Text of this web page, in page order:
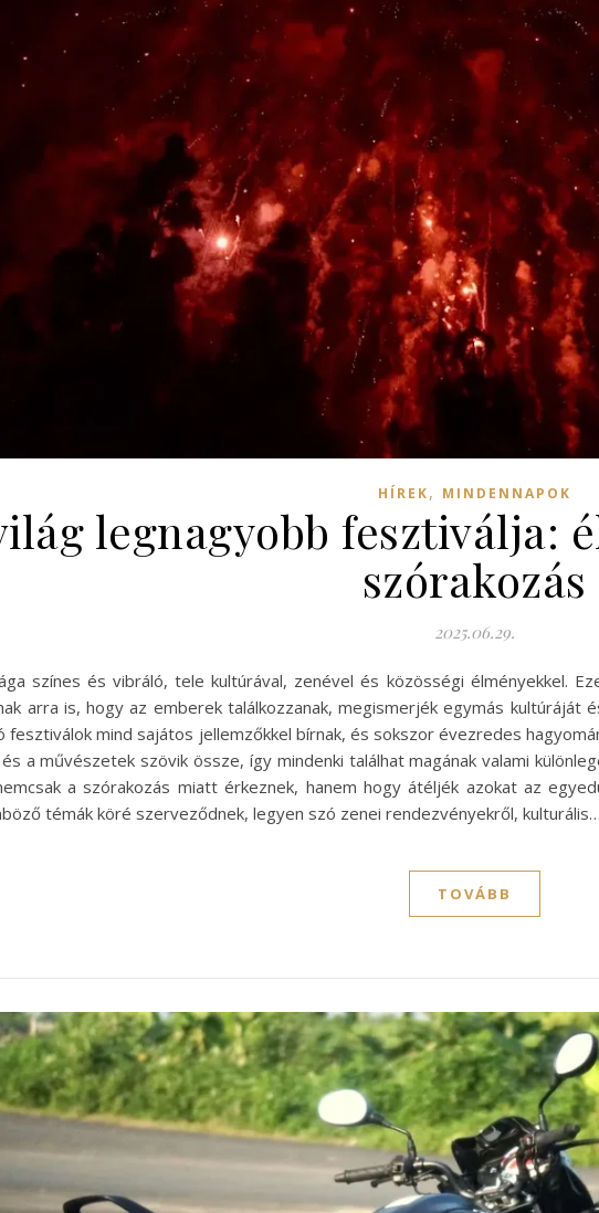
HÍREK, MINDENNAPOK
legnagyobb fesztiválja:
szórakozás
2025.06.29.
színes és vibráló, tele kultúrával, zenével és közösségi élményekkel.
arra is, hogy az emberek találkozzanak, megismerjék egymás kultúráját
fesztiválok mind sajátos jellemzőkkel bírnak, és sokszor évezredes
a művészetek szövik össze, így mindenki találhat magának valami
a szórakozás miatt érkeznek, hanem hogy átéljék azokat az
témák köré szerveződnek, legyen szó zenei rendezvényekről, kulturális…
TOVÁBB